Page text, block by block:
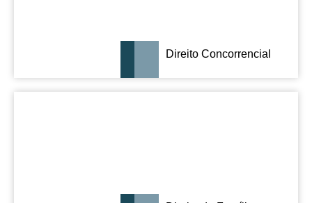
Direito Concorrencial